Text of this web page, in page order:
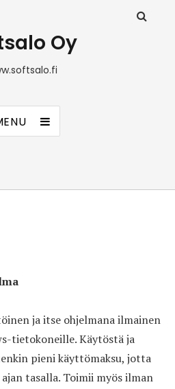
Oy
ja itse ohjelmana ilmainen
tietokoneille. Käytöstä ja
pieni käyttömaksu, jotta
tasalla. Toimii myös ilman